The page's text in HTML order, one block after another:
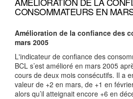
CONSOMMATEURS EN
Amélioration de la confiance des
mars 2005
L'indicateur de confiance des
BCL s’est amélioré en mars 2005
cours de deux mois consécutifs. Il a
valeur de +2 en mars, de +1 en
alors qu’il atteignait encore +6 en